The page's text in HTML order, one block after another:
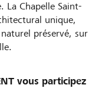
La Chapelle Saint-
unique,
préservé, sur
vous participez